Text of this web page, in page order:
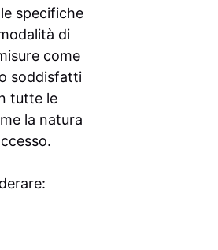
specifiche
di
come
soddisfatti
tutte le
la natura